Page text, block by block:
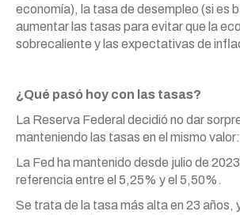
economía), la tasa de desempleo (si es
aumentar las tasas para evitar que la
sobrecaliente y las expectativas de
¿Qué pasó hoy con las tasas?
La Reserva Federal decidió no dar
manteniendo las tasas en el mismo
La Fed ha mantenido desde julio de
referencia entre el 5,25% y el 5,50%.
Se trata de la tasa más alta en 23 años,